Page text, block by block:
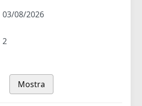
03/08/2026
2
Mostra